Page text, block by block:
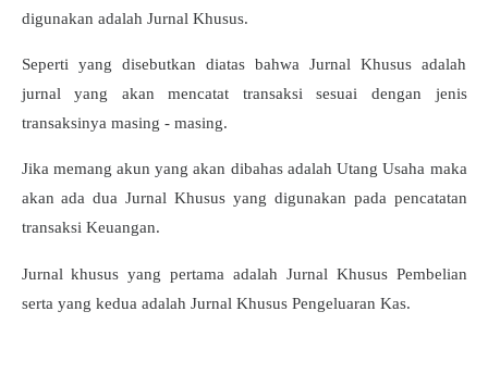
digunakan adalah Jurnal Khusus.
Seperti yang disebutkan diatas bahwa Jurnal Khusus adalah
jurnal yang akan mencatat transaksi sesuai dengan jenis
transaksinya masing - masing.
Jika memang akun yang akan dibahas adalah Utang Usaha maka
akan ada dua Jurnal Khusus yang digunakan pada pencatatan
transaksi Keuangan.
Jurnal khusus yang pertama adalah Jurnal Khusus Pembelian
serta yang kedua adalah Jurnal Khusus Pengeluaran Kas.